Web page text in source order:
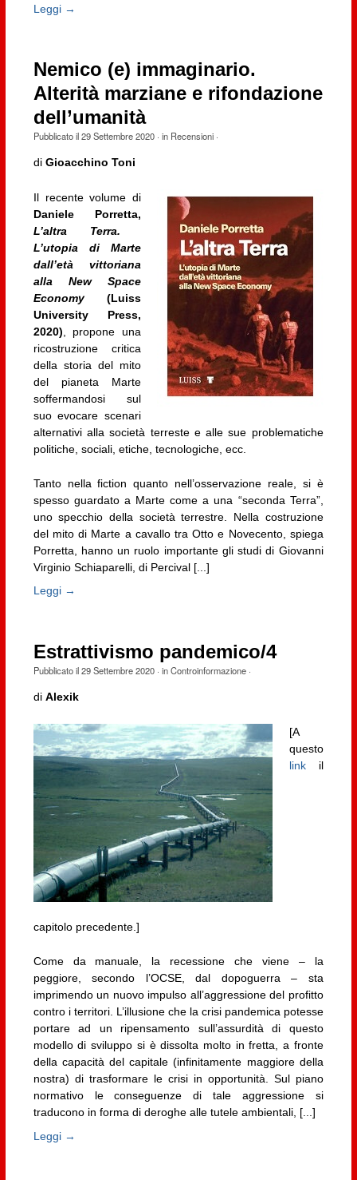
Leggi →
Nemico (e) immaginario.
Alterità marziane e rifondazione
dell’umanità
Pubblicato il29 Settembre 2020· in Recensioni·
di Gioacchino Toni
Il recente volume di
Daniele Porretta,
L’altra Terra.
L’utopia di Marte
dall’età vittoriana
alla New Space
Economy(Luiss
University Press,
2020) , propone una
ricostruzione critica
della storia del mito
del pianeta Marte
soffermandosi sul
suo evocare scenari
alternativi alla società terreste e alle sue problematiche
politiche, sociali, etiche, tecnologiche, ecc.
Tanto nella fiction quanto nell’osservazione reale, si è
spesso guardato a Marte come a una “seconda Terra”,
uno specchio della società terrestre. Nella costruzione
del mito di Marte a cavallo tra Otto e Novecento, spiega
Porretta, hanno un ruolo importante gli studi di Giovanni
Virginio Schiaparelli, di Percival [...]
Leggi →
Estrattivismo pandemico/4
Pubblicato il29 Settembre 2020· inControinformazione·
di Alexik
[A
questo
linkil
capitolo precedente.]
Come da manuale, la recessione che viene – la
peggiore, secondo l’OCSE, dal dopoguerra – sta
imprimendo un nuovo impulso all’aggressione del profitto
contro i territori. L’illusione che la crisi pandemica potesse
portare ad un ripensamento sull’assurdità di questo
modello di sviluppo si è dissolta molto in fretta, a fronte
della capacità del capitale (infinitamente maggiore della
nostra) di trasformare le crisi in opportunità. Sul piano
normativo le conseguenze di tale aggressione si
traducono in forma di deroghe alle tutele ambientali, [...]
Leggi →